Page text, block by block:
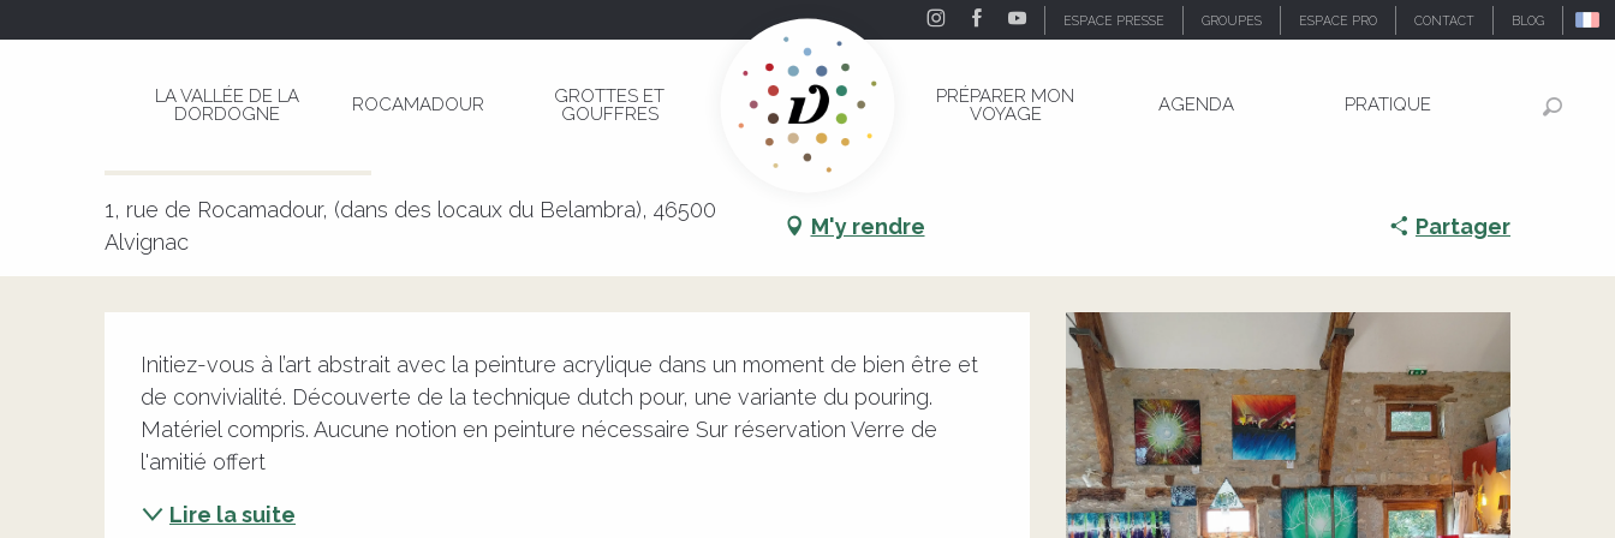
ESPACE PRESSE GROUPES ESPACE PRO CONTACT BLOG
LA VALLÉE DE LA
DORDOGNE
ROCAMADOUR
GROTTES ET
GOUFFRES
PRÉPARER MON
VOYAGE
AGENDA PRATIQUE
Atelier peinture Art abstrait
1, rue de Rocamadour, (dans des locaux du Belambra), 46500
Alvignac
M'y rendre Partager
Initiez-vous à l’art abstrait avec la peinture acrylique dans un moment de bien être et
de convivialité. Découverte de la technique dutch pour, une variante du pouring.
Matériel compris. Aucune notion en peinture nécessaire Sur réservation Verre de
l'amitié offert
Lire la suite